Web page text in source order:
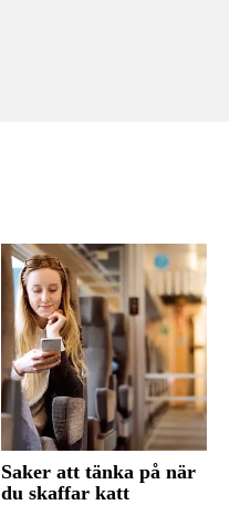
Saker att tänka på när
du skaffar katt